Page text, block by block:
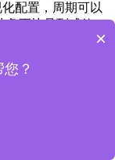
配置，周期可以
务更快见到成效。
旦完成，后期修改
和功能，自主性
及哪些部门的人
和所选方案。采
×
？